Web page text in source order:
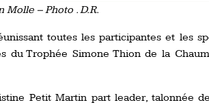
Molle – Photo . D.R.
toutes les participantes et les
du Trophée Simone Thion de la
Petit Martin part leader, talonnée